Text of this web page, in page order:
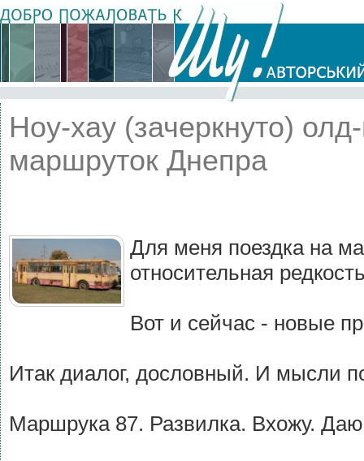
Ноу-хау (зачеркнуто)
маршруток Днепра
Для меня поездка на
относительная
Вот и сейчас - новые
Итак диалог, дословный. И мысли
Маршрука 87. Развилка. Вхожу. Даю